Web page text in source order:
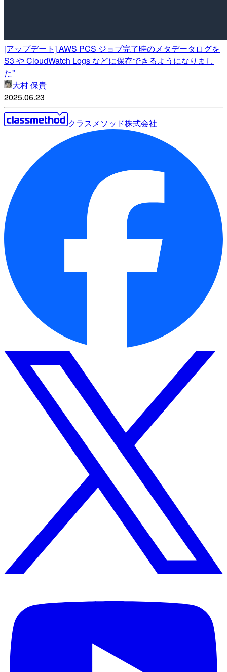
[アップデート] AWS PCS ジョブ完了時のメタデータログを
S3 や CloudWatch Logs などに保存できるようになりまし
た"
大村 保貴
2025.06.23
クラスメソッド株式会社